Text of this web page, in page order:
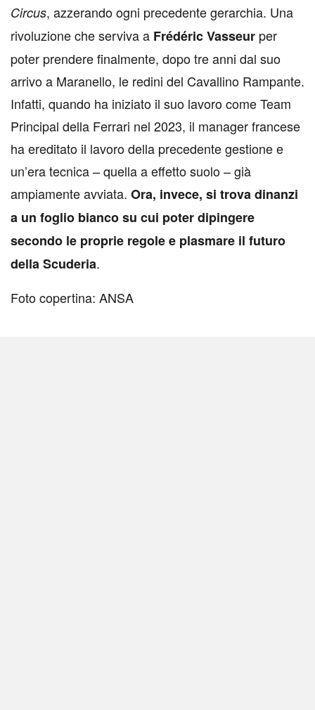
Circus, azzerando ogni precedente gerarchia. Una
rivoluzione che serviva a Frédéric Vasseur per
poter prendere finalmente, dopo tre anni dal suo
arrivo a Maranello, le redini del Cavallino Rampante.
Infatti, quando ha iniziato il suo lavoro come Team
Principal della Ferrari nel 2023, il manager francese
ha ereditato il lavoro della precedente gestione e
un’era tecnica – quella a effetto suolo – già
ampiamente avviata. Ora, invece, si trova dinanzi
a un foglio bianco su cui poter dipingere
secondo le proprie regole e plasmare il futuro
della Scuderia.
Foto copertina: ANSA